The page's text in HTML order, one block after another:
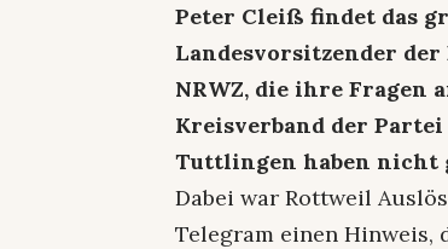
Peter Cleiß findet das
Landesvorsitzender
NRWZ, die ihre Fragen
Kreisverband der
Tuttlingen haben nicht
Dabei war Rottweil
Telegram einen Hinweis,